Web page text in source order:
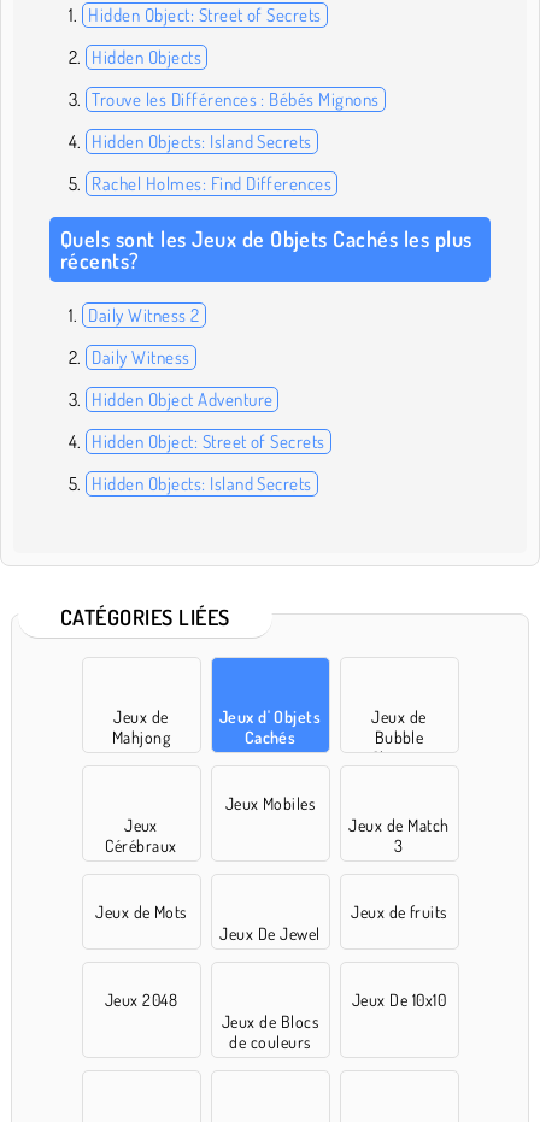
Hidden Object: Street of Secrets
Hidden Objects
Trouve les Différences : Bébés Mignons
Hidden Objects: Island Secrets
Rachel Holmes: Find Differences
Quels sont les Jeux de Objets Cachés les plus
récents?
Daily Witness 2
Daily Witness
Hidden Object Adventure
Hidden Object: Street of Secrets
Hidden Objects: Island Secrets
CATÉGORIES LIÉES
Jeux de
Mahjong
Jeux d' Objets
Cachés
Jeux de
Bubble
Shooter
Jeux
Cérébraux
Jeux Mobiles
Jeux de Match
3
Jeux de Mots
Jeux De Jewel
Jeux de fruits
Jeux 2048
Jeux de Blocs
de couleurs
Jeux De 10x10